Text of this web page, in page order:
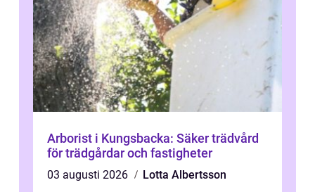
Arborist i Kungsbacka: Säker trädvård
för trädgårdar och fastigheter
03 augusti 2026
Lotta Albertsson